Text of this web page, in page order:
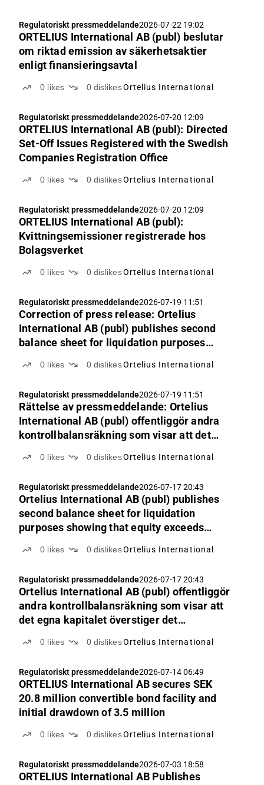
Regulatoriskt pressmeddelande2026-07-22 19:02
ORTELIUS International AB (publ) beslutar
om riktad emission av säkerhetsaktier
enligt finansieringsavtal
0 likes 0 dislikesOrtelius International
Regulatoriskt pressmeddelande2026-07-20 12:09
ORTELIUS International AB (publ): Directed
Set-Off Issues Registered with the Swedish
Companies Registration Office
0 likes 0 dislikesOrtelius International
Regulatoriskt pressmeddelande2026-07-20 12:09
ORTELIUS International AB (publ):
Kvittningsemissioner registrerade hos
Bolagsverket
0 likes 0 dislikesOrtelius International
Regulatoriskt pressmeddelande2026-07-19 11:51
Correction of press release: Ortelius
International AB (publ) publishes second
balance sheet for liquidation purposes
share capital.
0 likes 0 dislikesOrtelius International
Regulatoriskt pressmeddelande2026-07-19 11:51
Rättelse av pressmeddelande: Ortelius
International AB (publ) offentliggör andra
kontrollbalansräkning som visar att det
aktiekapitalet.
0 likes 0 dislikesOrtelius International
Regulatoriskt pressmeddelande2026-07-17 20:43
Ortelius International AB (publ) publishes
second balance sheet for liquidation
purposes showing that equity exceeds
0 likes 0 dislikesOrtelius International
Regulatoriskt pressmeddelande2026-07-17 20:43
Ortelius International AB (publ) offentliggör
andra kontrollbalansräkning som visar att
det egna kapitalet överstiger det
0 likes 0 dislikesOrtelius International
Regulatoriskt pressmeddelande2026-07-14 06:49
ORTELIUS International AB secures SEK
20.8 million convertible bond facility and
initial drawdown of 3.5 million
0 likes 0 dislikesOrtelius International
Regulatoriskt pressmeddelande2026-07-03 18:58
ORTELIUS International AB Publishes